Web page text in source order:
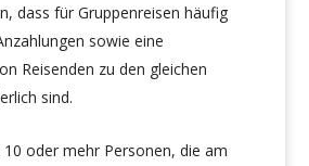
dass für Gruppenreisen häufig
sowie eine
Reisenden zu den gleichen
sind.
10 oder mehr Personen, die am